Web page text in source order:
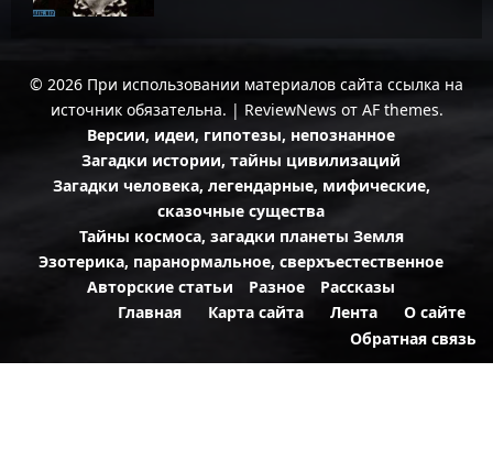
© 2026 При использовании материалов сайта ссылка на
источник обязательна. | ReviewNews от AF themes.
Версии, идеи, гипотезы, непознанное
Загадки истории, тайны цивилизаций
Загадки человека, легендарные, мифические,
сказочные существа
Тайны космоса, загадки планеты Земля
Эзотерика, паранормальное, сверхъестественное
Авторские статьи
Разное
Рассказы
Главная
Карта сайта Лента
О сайте
Обратная связь